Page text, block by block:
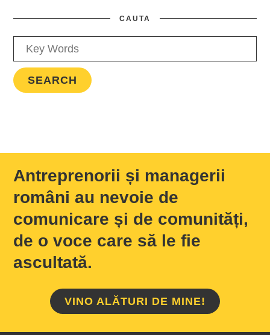
CAUTA
Antreprenorii și managerii
români au nevoie de
comunicare și de comunități,
de o voce care să le fie
ascultată.
VINO ALĂTURI DE MINE!